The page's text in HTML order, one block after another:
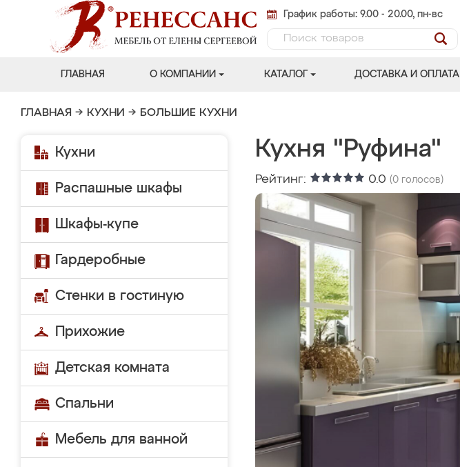
График работы: 9.00 - 20.00, пн-вс
ГЛАВНАЯ О КОМПАНИИ КАТАЛОГ ДОСТАВКА И ОПЛАТА
ГЛАВНАЯ → КУХНИ → БОЛЬШИЕ КУХНИ
Кухни
Распашные шкафы
Шкафы-купе
Гардеробные
Стенки в гостиную
Прихожие
Детская комната
Спальни
Мебель для ванной
Кухня "Руфина"
Рейтинг: 0.0 (0 голосов)